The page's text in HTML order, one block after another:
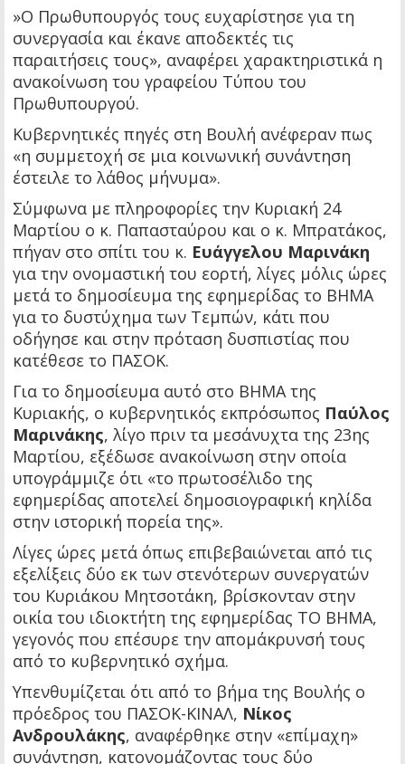
»Ο Πρωθυπουργός τους ευχαρίστησε για τη
συνεργασία και έκανε αποδεκτές τις
παραιτήσεις τους», αναφέρει χαρακτηριστικά η
ανακοίνωση του γραφείου Τύπου του
Πρωθυπουργού.
Κυβερνητικές πηγές στη Βουλή ανέφεραν πως
«η συμμετοχή σε μια κοινωνική συνάντηση
έστειλε το λάθος μήνυμα».
Σύμφωνα με πληροφορίες την Κυριακή 24
Μαρτίου ο κ. Παπασταύρου και ο κ. Μπρατάκος,
πήγαν στο σπίτι του κ. Ευάγγελου Μαρινάκη
για την ονομαστική του εορτή, λίγες μόλις ώρες
μετά τo δημοσίευμα της εφημερίδας το ΒΗΜΑ
για το δυστύχημα των Τεμπών, κάτι που
οδήγησε και στην πρόταση δυσπιστίας που
κατέθεσε το ΠΑΣΟΚ.
Για το δημοσίευμα αυτό στο ΒΗΜΑ της
Κυριακής, o κυβερνητικός εκπρόσωπος Παύλος
Μαρινάκης, λίγο πριν τα μεσάνυχτα της 23ης
Μαρτίου, εξέδωσε ανακοίνωση στην οποία
υπογράμμιζε ότι «το πρωτοσέλιδο της
εφημερίδας αποτελεί δημοσιογραφική κηλίδα
στην ιστορική πορεία της».
Λίγες ώρες μετά όπως επιβεβαιώνεται από τις
εξελίξεις δύο εκ των στενότερων συνεργατών
του Κυριάκου Μητσοτάκη, βρίσκονταν στην
οικία του ιδιοκτήτη της εφημερίδας ΤΟ ΒΗΜΑ,
γεγονός που επέσυρε την απομάκρυνσή τους
από το κυβερνητικό σχήμα.
Υπενθυμίζεται ότι από το βήμα της Βουλής ο
πρόεδρος του ΠΑΣΟΚ-ΚΙΝΑΛ, Νίκος
Ανδρουλάκης, αναφέρθηκε στην «επίμαχη»
συνάντηση, κατονομάζοντας τους δύο